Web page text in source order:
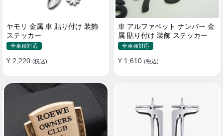
ヤモリ 金属 車 貼り付け 装飾
ステッカー
全車種対応
¥ 2,220 (税込)
車 アルファベット ナンバー 金
属 貼り付け 装飾 ステッカー
全車種対応
¥ 1,610 (税込)